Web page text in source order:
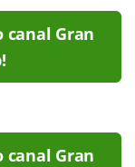
canal Gran
canal Gran